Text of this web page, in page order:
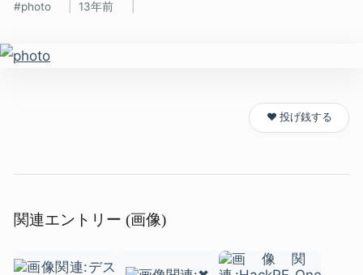
photo 13年前
❤️ 投げ銭する
関連エントリー (画像)